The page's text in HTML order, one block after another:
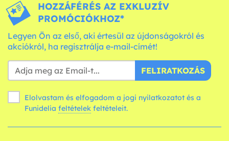
HOZZÁFÉRÉS AZ EXKLUZÍV
PROMÓCIÓKHOZ*
Legyen Ön az első, aki értesül az újdonságokról és
akciókról, ha regisztrálja e-mail-címét!
FELIRATKOZÁS
Elolvastam és elfogadom a jogi nyilatkozatot és a
Funidelia feltételek feltételeit.